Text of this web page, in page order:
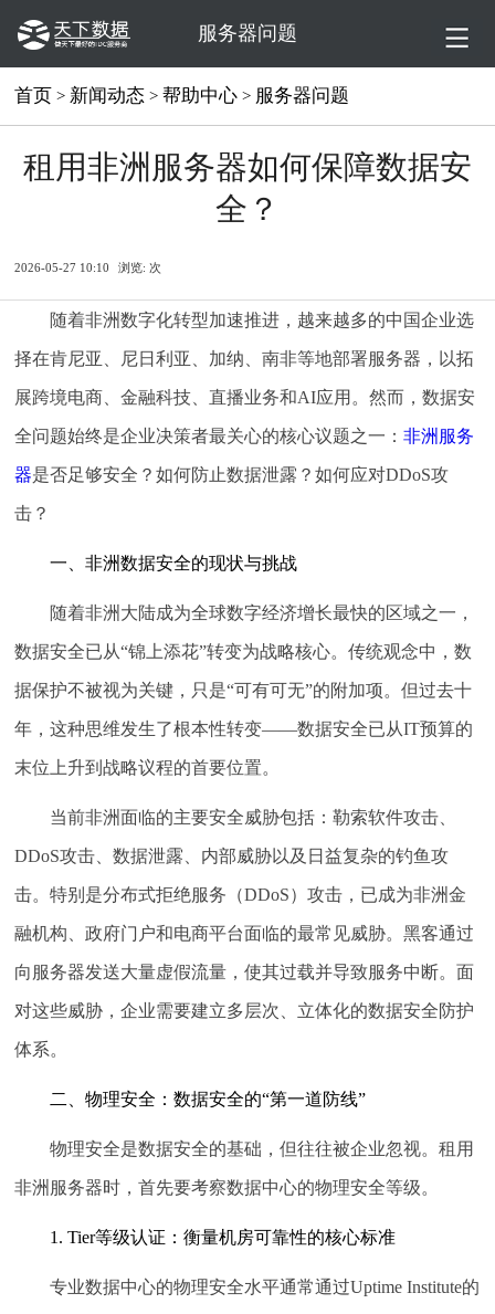
服务器问题
首页 > 新闻动态 >帮助中心 > 服务器问题
租用非洲服务器如何保障数据安
全？
2026-05-27 10:10 浏览: 次
随着非洲数字化转型加速推进，越来越多的中国企业选
择在肯尼亚、尼日利亚、加纳、南非等地部署服务器，以拓
展跨境电商、金融科技、直播业务和AI应用。然而，数据安
全问题始终是企业决策者最关心的核心议题之一：非洲服务
器是否足够安全？如何防止数据泄露？如何应对DDoS攻
击？
一、非洲数据安全的现状与挑战
随着非洲大陆成为全球数字经济增长最快的区域之一，
数据安全已从“锦上添花”转变为战略核心。传统观念中，数
据保护不被视为关键，只是“可有可无”的附加项。但过去十
年，这种思维发生了根本性转变——数据安全已从IT预算的
末位上升到战略议程的首要位置。
当前非洲面临的主要安全威胁包括：勒索软件攻击、
DDoS攻击、数据泄露、内部威胁以及日益复杂的钓鱼攻
击。特别是分布式拒绝服务（DDoS）攻击，已成为非洲金
融机构、政府门户和电商平台面临的最常见威胁。黑客通过
向服务器发送大量虚假流量，使其过载并导致服务中断。面
对这些威胁，企业需要建立多层次、立体化的数据安全防护
体系。
二、物理安全：数据安全的“第一道防线”
物理安全是数据安全的基础，但往往被企业忽视。租用
非洲服务器时，首先要考察数据中心的物理安全等级。
1. Tier等级认证：衡量机房可靠性的核心标准
专业数据中心的物理安全水平通常通过Uptime Institute的